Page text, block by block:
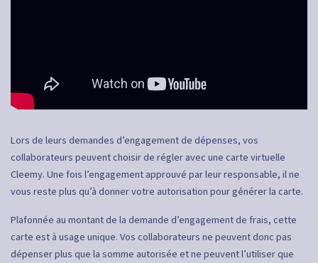
Lors de leurs demandes d’engagement de dépenses, vos
collaborateurs peuvent choisir de régler avec une carte virtuelle
Cleemy. Une fois l’engagement approuvé par leur responsable, il ne
vous reste plus qu’à donner votre autorisation pour générer la carte.
Plafonnée au montant de la demande d’engagement de frais, cette
carte est à usage unique. Vos collaborateurs ne peuvent donc pas
dépenser plus que la somme autorisée et ne peuvent l’utiliser que